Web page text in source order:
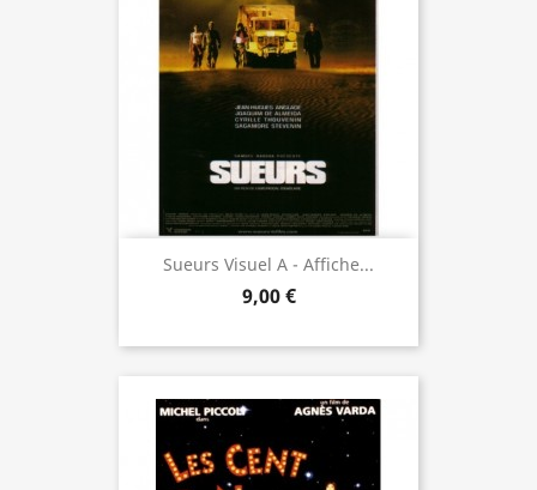
Sueurs Visuel A - Affiche...
9,00 €